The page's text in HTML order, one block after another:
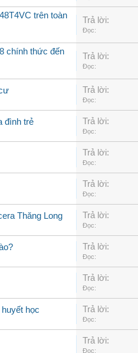
trên toàn
Trả lời:
Đọc:
chính thức đến
Trả lời:
Đọc:
Trả lời:
Đọc:
đình trẻ Trả lời:
Đọc:
Trả lời:
Đọc:
Trả lời:
Đọc:
Thăng Long Trả lời:
Đọc:
Trả lời:
Đọc:
Trả lời:
Đọc:
học Trả lời:
Đọc:
Trả lời:
Đọc: